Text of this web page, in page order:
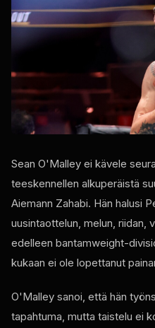
Sean O'Malley ei kävele
teeskennellen alkuperäistä
Aiemann Zahabi. Hän halusi
uusintaottelun, melun, riidan,
edelleen bantamweight-
kukaan ei ole lopettanut
O'Malley sanoi, että hän
tapahtuma, mutta taistelu ei